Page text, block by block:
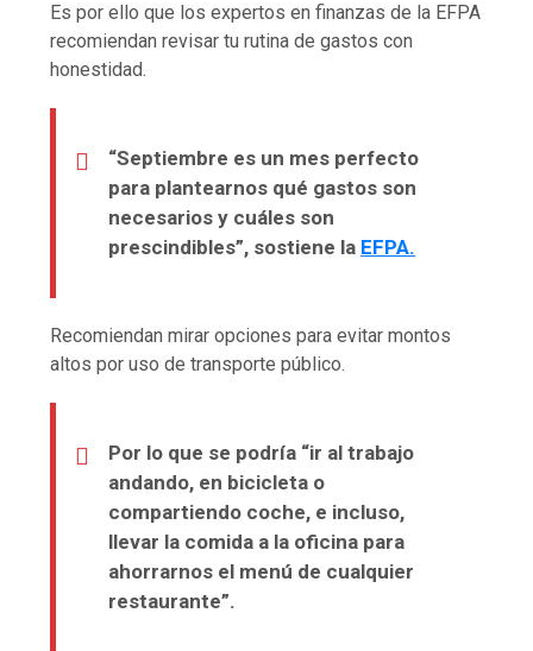
Es por ello que los expertos en finanzas de la EFPA
recomiendan revisar tu rutina de gastos con
honestidad.
“Septiembre es un mes perfecto
para plantearnos qué gastos son
necesarios y cuáles son
prescindibles”, sostiene la EFPA.
Recomiendan mirar opciones para evitar montos
altos por uso de transporte público.
Por lo que se podría “ir al trabajo
andando, en bicicleta o
compartiendo coche, e incluso,
llevar la comida a la oficina para
ahorrarnos el menú de cualquier
restaurante”.